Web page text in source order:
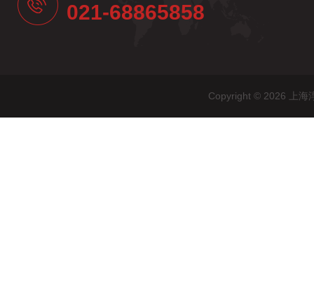
021-68865858
Copyright © 2026 上